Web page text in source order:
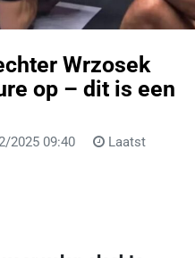
Wrzosek
op – dit is een
2025 09:40
Laatst